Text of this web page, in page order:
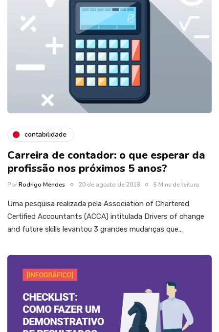
contabilidade
Carreira de contador: o que esperar da
profissão nos próximos 5 anos?
PorRodrigo Mendes 20 de agosto de 2018 5 Mins de leitura
Uma pesquisa realizada pela Association of Chartered
Certified Accountants (ACCA) intitulada Drivers of change
and future skills levantou 3 grandes mudanças que…